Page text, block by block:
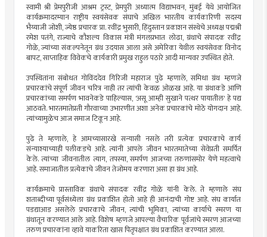
स्वामी श्री प्रेमपुरीजी आश्रम ट्रस्ट, प्रेमपुरी अध्यात्म विद्याभवन, मुंबई येथे आयोजित
कार्यक्रमादरम्यान राष्ट्रीय स्वयंसेवक संघाचे अखिल भारतीय कार्यकारिणी सदस्य
भैय्याजी जोशी, ज्येष्ठ प्रचारक प्रा. रवींद्र भुसारी, हिंदुस्तान प्रकाशन संस्थेचे अध्यक्ष पद्मश्री
रमेश पतंगे, राज्याचे कौशल्य विकास मंत्री मंगलप्रभात लोढा, ग्रंथाचे संपादक रवींद्र
गोळे, ज्यांच्या संकल्पनेतून ग्रंथ उदयास आला असे अमेरिका येथील स्वयंसेवक विनोद
बापट, साप्ताहिक विवेकचे कार्यकारी प्रमुख राहुल पठारे आदी मान्यवर उपस्थित होते.
उपस्थितांना संबोधत गोविंददेव गिरिजी महाराज पुढे म्हणाले, समिधा ग्रंथ म्हणजे
प्रचारकांचे संपूर्ण जीवन चरित्र नाही तर त्यांची केवळ ओळख आहे. या ग्रंथाकडे आणि
प्रचारकांच्या समर्पण भावनेकडे पाहिल्यास, 'असू आम्ही सुखाने पत्थर पायातील' हे पद्य
आठवते. भारतमातेप्रती गौरवाच्या उभारणीत अशा अनेक प्रचारकांचे मोठे योगदान आहे.
त्यांच्यामुळेच आज समाज टिकून आहे.
पुढे ते म्हणाले, हे आमच्यासारखे सन्यासी नसले तरी प्रत्येक प्रचारकाचे कार्य
संन्याश्याच्याही पलीकडचे आहे. त्यांनी आपले जीवन भारतमातेच्या सेवेप्रती समर्पित
केले. त्यांच्या जीवनातील त्याग, तपस्या, समर्पण आजच्या तरुणांसमोर येणे महत्वाचे
आहे. समाजातील प्रत्येकाचे जीवन तेजोमय करणारा असा हा ग्रंथ आहे.
कार्यक्रमाचे प्रास्ताविक ग्रंथाचे संपादक रवींद्र गोळे यांनी केले. ते म्हणाले संघ
शताब्दीच्या पूर्वसंध्येला ग्रंथ प्रकाशित होतो आहे ही आनंदाची गोष्ट आहे. संघ कार्यात
पडद्याआड असलेले प्रचारकाचे जीवन, त्यांची भूमिका, त्यांच्या कार्याचे स्मरण या
ग्रंथातून करण्यात आले आहे. विशेष म्हणजे आपल्या वैचारिक पूर्वजांचे स्मरण आजच्या
तरुण प्रचारकांना व्हावे याकरिता खास पितृपक्षात ग्रंथ प्रकाशित करण्यात आला.